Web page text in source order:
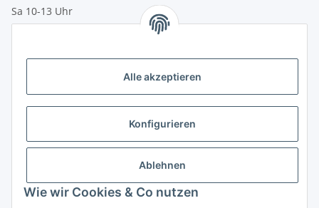
Alle akzeptieren
Konfigurieren
Ablehnen
Wie wir Cookies & Co nutzen
Sa 10-13 Uhr
Vorkasse (per Bank-Überweisung)
Sofortüberweisung
Rechnungskauf